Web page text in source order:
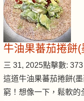
牛油果蕃茄捲餅(
三 31, 2025點擊數: 373
這道牛油果蕃茄捲餅(
窮！想像一下，鬆軟的